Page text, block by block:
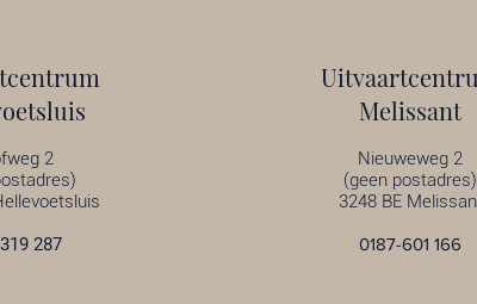
2
287
Melissant
Nieuweweg 2
(geen postadres)
3248 BE
0187-601 166